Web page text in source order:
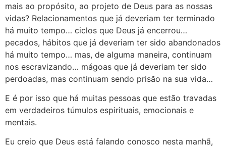
mais ao propósito, ao projeto de Deus para as nossas
vidas? Relacionamentos que já deveriam ter terminado
há muito tempo… ciclos que Deus já encerrou…
pecados, hábitos que já deveriam ter sido abandonados
há muito tempo… mas, de alguma maneira, continuam
nos escravizando… mágoas que já deveriam ter sido
perdoadas, mas continuam sendo prisão na sua vida…
E é por isso que há muitas pessoas que estão travadas
em verdadeiros túmulos espirituais, emocionais e
mentais.
Eu creio que Deus está falando conosco nesta manhã,